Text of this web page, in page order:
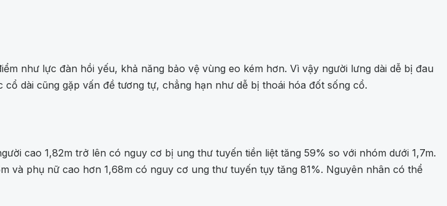
như lực đàn hồi yếu, khả năng bảo vệ vùng eo kém hơn. Vì vậy người lưng dài dễ bị đau
dài cũng gặp vấn đề tương tự, chẳng hạn như dễ bị thoái hóa đốt sống cổ.
cao 1,82m trở lên có nguy cơ bị ung thư tuyến tiền liệt tăng 59% so với nhóm dưới 1,7m.
và phụ nữ cao hơn 1,68m có nguy cơ ung thư tuyến tụy tăng 81%. Nguyên nhân có thể